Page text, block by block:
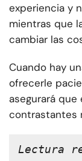
experiencia y
mientras que
cambiar las
Cuando hay
ofrecerle
asegurará
contrastantes
Lectura